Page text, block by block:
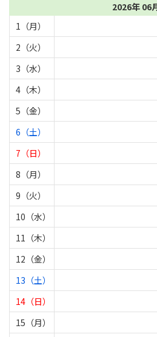
2026年 06
1（月）
2（火）
3（水）
4（木）
5（金）
6（土）
7（日）
8（月）
9（火）
10（水）
11（木）
12（金）
13（土）
14（日）
15（月）